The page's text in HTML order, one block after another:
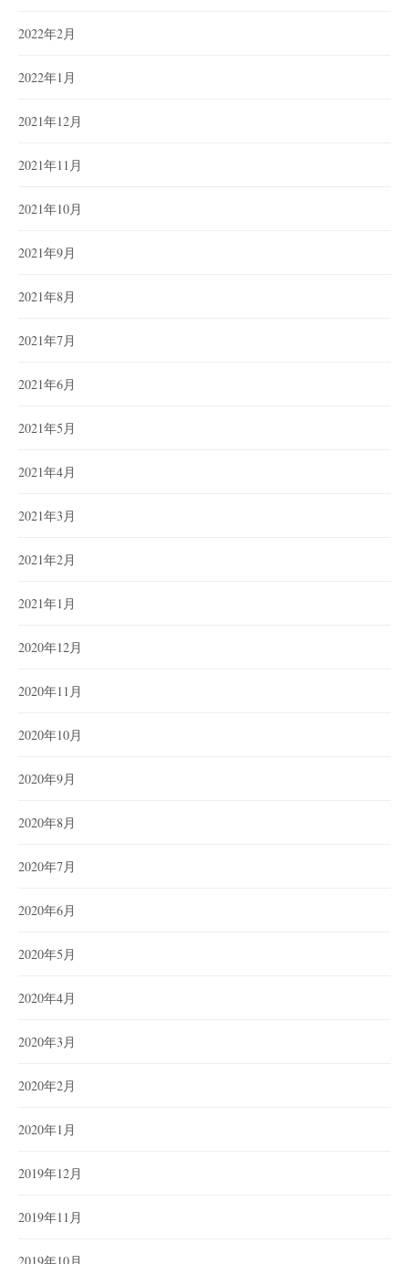
2022年2月
2022年1月
2021年12月
2021年11月
2021年10月
2021年9月
2021年8月
2021年7月
2021年6月
2021年5月
2021年4月
2021年3月
2021年2月
2021年1月
2020年12月
2020年11月
2020年10月
2020年9月
2020年8月
2020年7月
2020年6月
2020年5月
2020年4月
2020年3月
2020年2月
2020年1月
2019年12月
2019年11月